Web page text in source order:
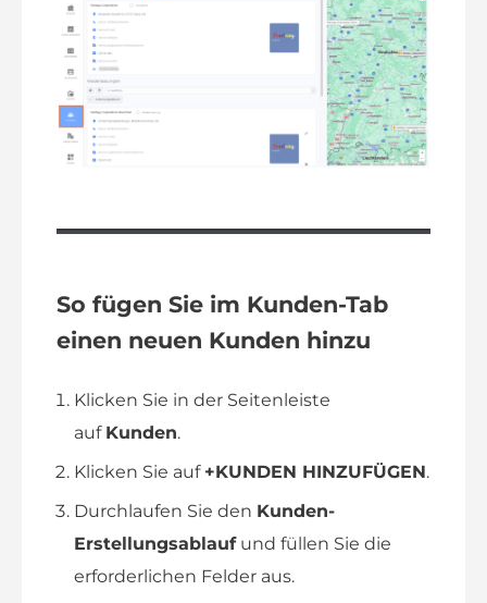
So fügen Sie im Kunden-Tab
einen neuen Kunden hinzu
Klicken Sie in der Seitenleiste
auf Kunden.
Klicken Sie auf +KUNDEN HINZUFÜGEN.
Durchlaufen Sie den Kunden-
Erstellungsablaufund füllen Sie die
erforderlichen Felder aus.